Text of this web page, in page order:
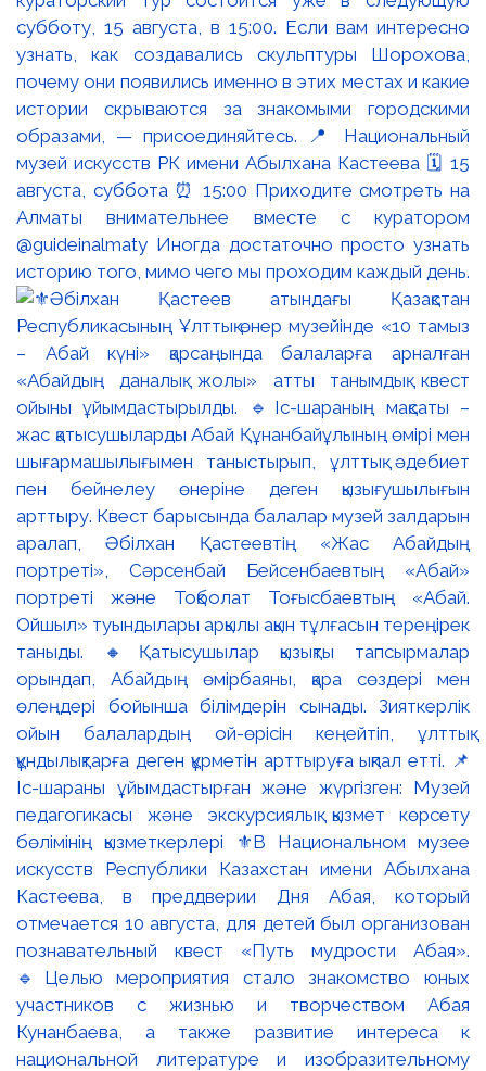
субботу, 15 августа, в 15:00. Если вам интересно
узнать, как создавались скульптуры Шорохова,
почему они появились именно в этих местах и какие
истории скрываются за знакомыми городскими
образами, — присоединяйтесь. 📍 Национальный
музей искусств РК имени Абылхана Кастеева 🗓 15
августа, суббота ⏰ 15:00 Приходите смотреть на
Алматы внимательнее вместе с куратором
@guideinalmaty Иногда достаточно просто узнать
историю того, мимо чего мы проходим каждый день.